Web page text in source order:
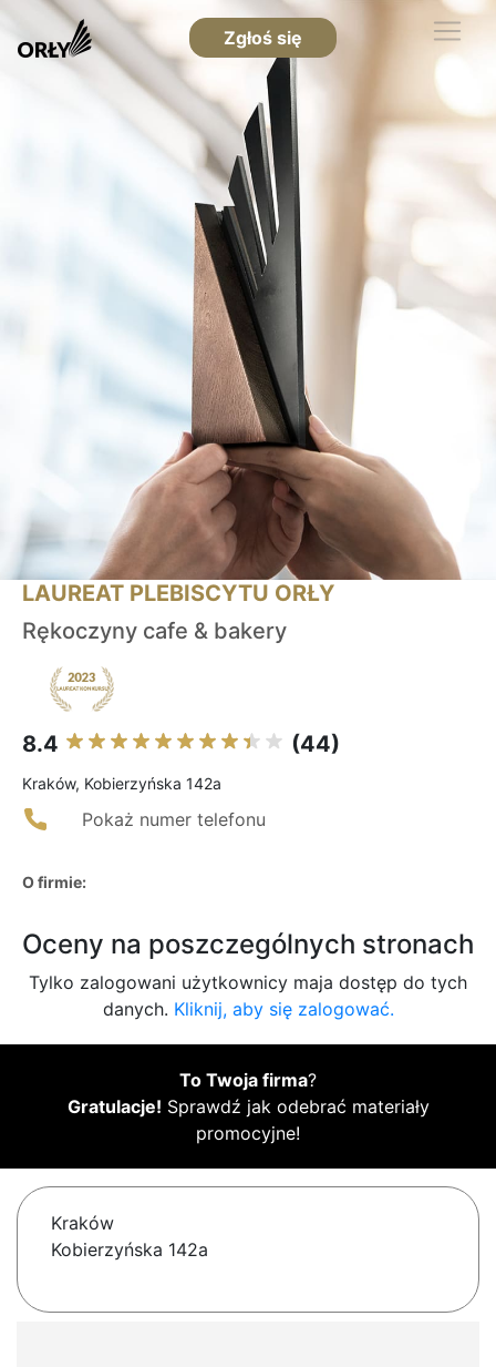
Zgłoś się
LAUREAT PLEBISCYTU ORŁY
Rękoczyny cafe & bakery
8.4 (44)
Kraków, Kobierzyńska 142a
Pokaż numer telefonu
O firmie:
Oceny na poszczególnych stronach
Tylko zalogowani użytkownicy maja dostęp do tych
danych. Kliknij, aby się zalogować.
To Twoja firma?
Gratulacje! Sprawdź jak odebrać materiały
promocyjne!
Kraków
Kobierzyńska 142a